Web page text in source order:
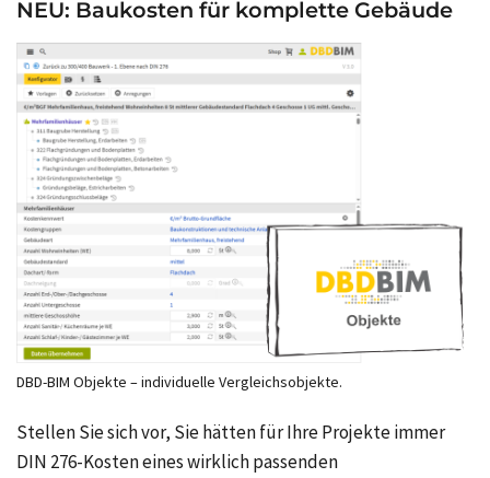
NEU: Baukosten für komplette Gebäude
DBD-BIM Objekte – individuelle Vergleichsobjekte.
Stellen Sie sich vor, Sie hätten für Ihre Projekte immer
DIN 276-Kosten eines wirklich passenden